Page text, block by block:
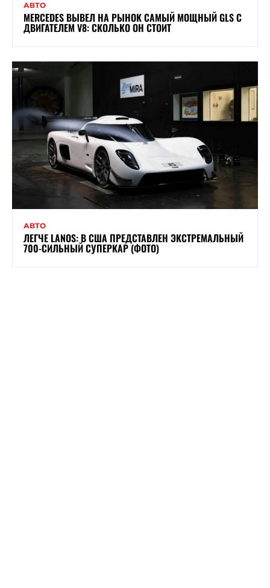
АВТО
MERCEDES ВЫВЕЛ НА РЫНОК САМЫЙ МОЩНЫЙ GLS С
ДВИГАТЕЛЕМ V8: СКОЛЬКО ОН СТОИТ
АВТО
ЛЕГЧЕ LANOS: В США ПРЕДСТАВЛЕН ЭКСТРЕМАЛЬНЫЙ
700-СИЛЬНЫЙ СУПЕРКАР (ФОТО)